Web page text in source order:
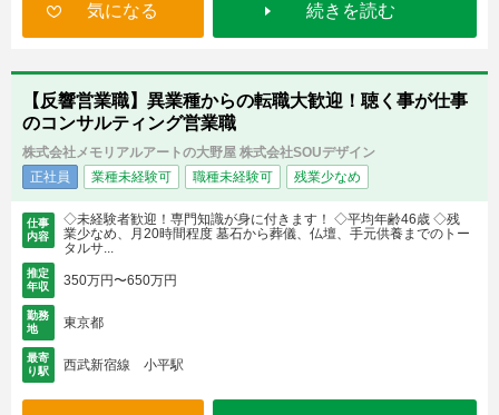
気になる 続きを読む
【反響営業職】異業種からの転職大歓迎！聴く事が仕事
のコンサルティング営業職
株式会社メモリアルアートの大野屋 株式会社SOUデザイン
正社員
業種未経験可 職種未経験可 残業少なめ
仕事
内容
◇未経験者歓迎！専門知識が身に付きます！ ◇平均年齢46歳 ◇残
業少なめ、月20時間程度 墓石から葬儀、仏壇、手元供養までのトー
タルサ...
推定
年収
350万円〜650万円
勤務
地
東京都
最寄
り駅
西武新宿線 小平駅